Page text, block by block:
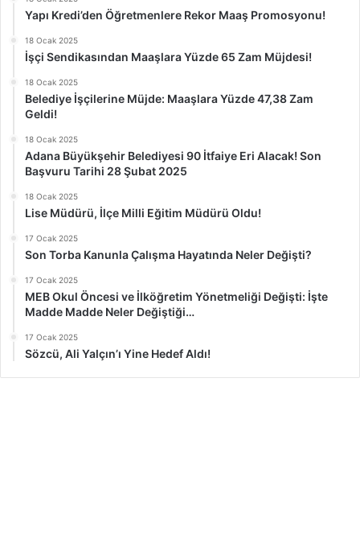
Yapı Kredi’den Öğretmenlere Rekor Maaş Promosyonu!
18 Ocak 2025
İşçi Sendikasından Maaşlara Yüzde 65 Zam Müjdesi!
18 Ocak 2025
Belediye İşçilerine Müjde: Maaşlara Yüzde 47,38 Zam
Geldi!
18 Ocak 2025
Adana Büyükşehir Belediyesi 90 İtfaiye Eri Alacak! Son
Başvuru Tarihi 28 Şubat 2025
18 Ocak 2025
Lise Müdürü, İlçe Milli Eğitim Müdürü Oldu!
17 Ocak 2025
Son Torba Kanunla Çalışma Hayatında Neler Değişti?
17 Ocak 2025
MEB Okul Öncesi ve İlköğretim Yönetmeliği Değişti: İşte
Madde Madde Neler Değiştiği…
17 Ocak 2025
Sözcü, Ali Yalçın’ı Yine Hedef Aldı!